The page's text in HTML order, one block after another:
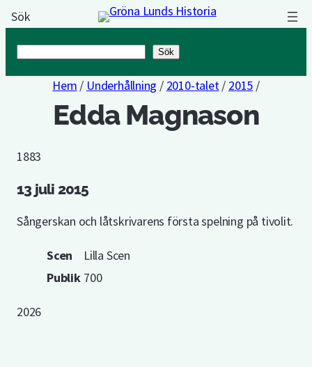
Sök
Sök
Hem / Underhållning / 2010-talet/ 2015 /
Edda Magnason
1883
13 juli 2015
Sångerskan och låtskrivarens första spelning på tivolit.
Scen
Lilla Scen
Publik 700
2026